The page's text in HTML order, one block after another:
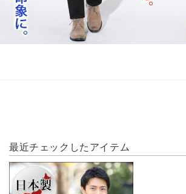
最近チェックしたアイテム